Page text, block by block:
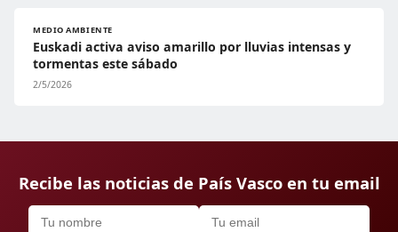
MEDIO AMBIENTE
Euskadi activa aviso amarillo por lluvias intensas y
tormentas este sábado
2/5/2026
Recibe las noticias de País Vasco en tu email